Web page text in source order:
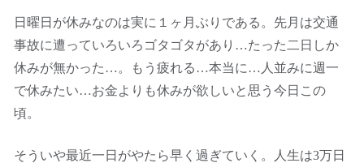
日曜日が休みなのは実に１ヶ月ぶりである。先月は交通
事故に遭っていろいろゴタゴタがあり…たった二日しか
休みが無かった…。もう疲れる…本当に…人並みに週一
で休みたい…お金よりも休みが欲しいと思う今日この
頃。
そういや最近一日がやたら早く過ぎていく。人生は3万日